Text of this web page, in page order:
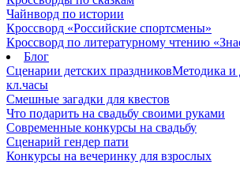
Чайнворд по истории
Кроссворд «Российские спортсмены»
Кроссворд по литературному чтению
Блог
Сценарии детских праздниковМетодика и
кл.часы
Смешные загадки для квестов
Что подарить на свадьбу своими руками
Современные конкурсы на свадьбу
Сценарий гендер пати
Конкурсы на вечеринку для взрослых